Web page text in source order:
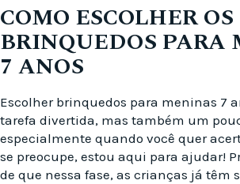
COMO ESCOLHER OS
BRINQUEDOS PARA
7 ANOS
Escolher brinquedos para meninas 7
tarefa divertida, mas também um
especialmente quando você quer
se preocupe, estou aqui para ajudar!
de que nessa fase, as crianças já têm